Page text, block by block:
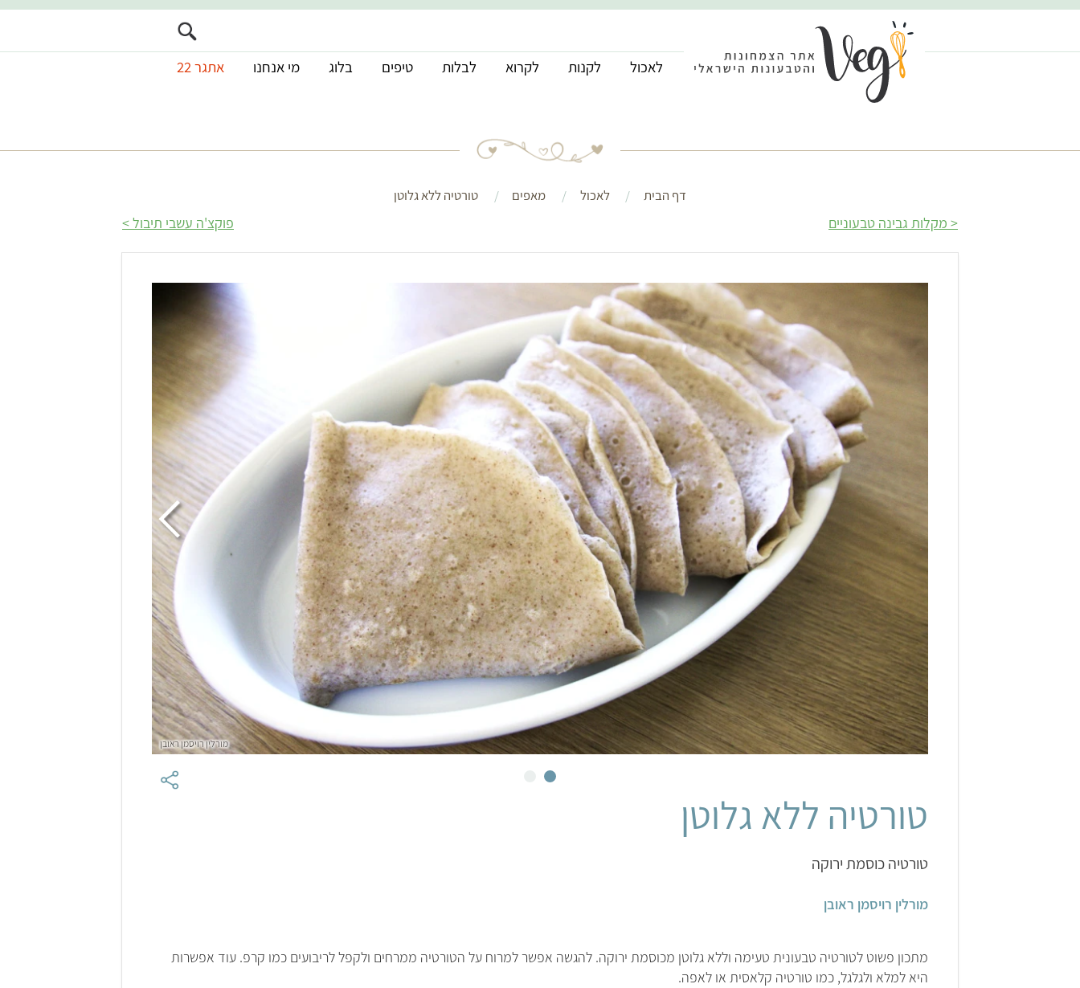
לאכול לקנות לקרוא לבלות טיפים בלוג מי אנחנו אתגר 22
דף הבית לאכול מאפים טורטיה ללא גלוטן
מקלות גבינה טבעוניים פוקצ'ה עשבי תיבול
מורלין רויסמן ראובן
טורטיה ללא גלוטן
טורטיה כוסמת ירוקה
מורלין רויסמן ראובן
מתכון פשוט לטורטיה טבעונית טעימה וללא גלוטן מכוסמת ירוקה. להגשה אפשר למרוח על הטורטיה ממרחים ולקפל לריבועים כמו קרפ. עוד אפשרות
היא למלא ולגלגל, כמו טורטיה קלאסית או לאפה.